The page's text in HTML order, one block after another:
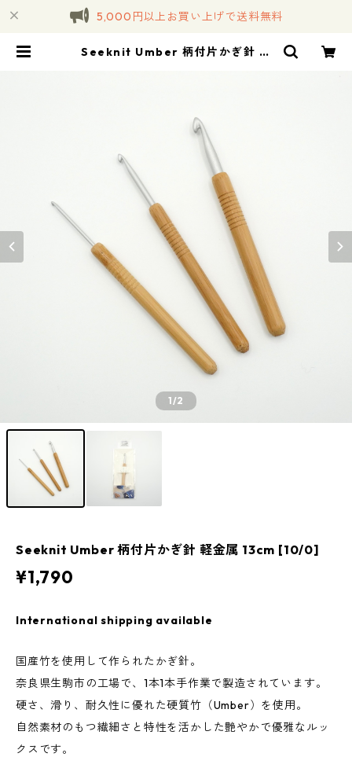
5,000円以上お買い上げで送料無料
Seeknit Umber 柄付片かぎ針 軽
1/2
Seeknit Umber 柄付片かぎ針 軽金属 13cm [10/0]
¥1,790
International shipping available
国産竹を使用して作られたかぎ針。
奈良県生駒市の工場で、1本1本手作業で製造されています。
硬さ、滑り、耐久性に優れた硬質竹（Umber）を使用。
自然素材のもつ繊細さと特性を活かした艶やかで優雅なルッ
クスです。